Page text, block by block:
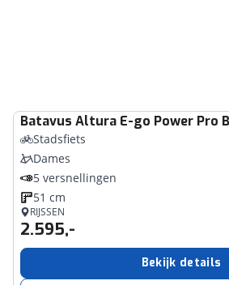
Batavus Altura E-go Power Pro
Stadsfiets
Dames
5 versnellingen
51 cm
RIJSSEN
2.595,-
Bekijk details